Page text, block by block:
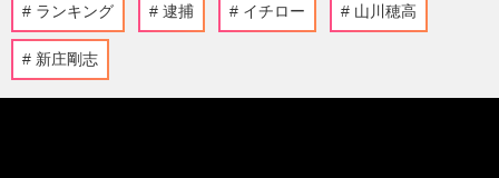
ランキング 逮捕 イチロー 山川穂高
新庄剛志